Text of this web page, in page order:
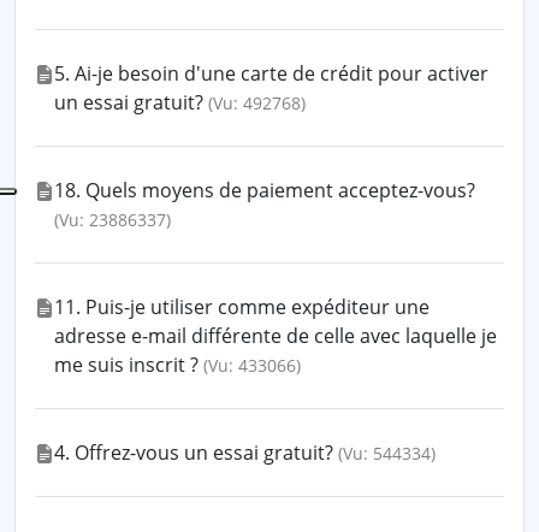
5. Ai-je besoin d'une carte de crédit pour activer
un essai gratuit? (Vu: 492768)
18. Quels moyens de paiement acceptez-vous?
(Vu: 23886337)
11. Puis-je utiliser comme expéditeur une
adresse e-mail différente de celle avec laquelle je
me suis inscrit ? (Vu: 433066)
4. Offrez-vous un essai gratuit? (Vu: 544334)